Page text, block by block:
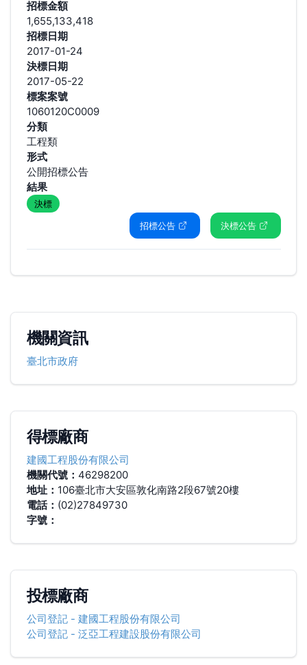
招標金額
1,655,133,418
招標日期
2017-01-24
決標日期
2017-05-22
標案案號
1060120C0009
分類
工程類
形式
公開招標公告
結果
決標
招標公告
決標公告
機關資訊
臺北市政府
得標廠商
建國工程股份有限公司
機關代號： 46298200
地址： 106臺北市大安區敦化南路2段67號20樓
電話： (02)27849730
字號：
投標廠商
公司登記- 建國工程股份有限公司
公司登記- 泛亞工程建設股份有限公司